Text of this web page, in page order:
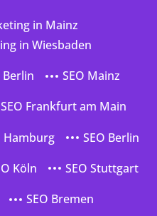
in Mainz
in Wiesbaden
SEO Mainz
SEO Frankfurt am Main
Hamburg
SEO Berlin
Köln
SEO Stuttgart
SEO Bremen